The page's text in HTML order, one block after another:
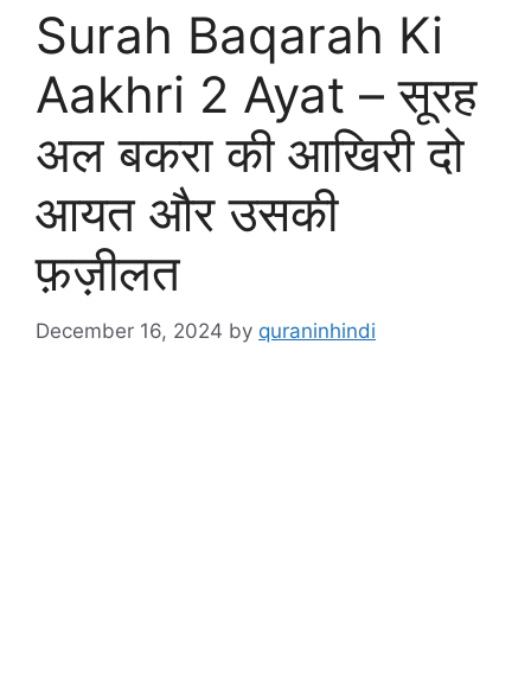
Surah Baqarah Ki
Aakhri 2 Ayat – सूरह
अल बकरा की आखिरी दो
आयत और उसकी
फ़ज़ीलत
December 16, 2024 by quraninhindi